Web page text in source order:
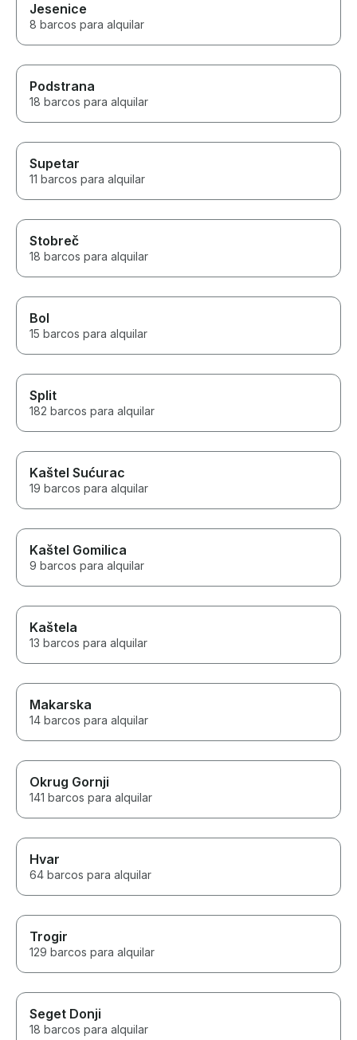
Jesenice
8 barcos para alquilar
Podstrana
18 barcos para alquilar
Supetar
11 barcos para alquilar
Stobreč
18 barcos para alquilar
Bol
15 barcos para alquilar
Split
182 barcos para alquilar
Kaštel Sućurac
19 barcos para alquilar
Kaštel Gomilica
9 barcos para alquilar
Kaštela
13 barcos para alquilar
Makarska
14 barcos para alquilar
Okrug Gornji
141 barcos para alquilar
Hvar
64 barcos para alquilar
Trogir
129 barcos para alquilar
Seget Donji
18 barcos para alquilar